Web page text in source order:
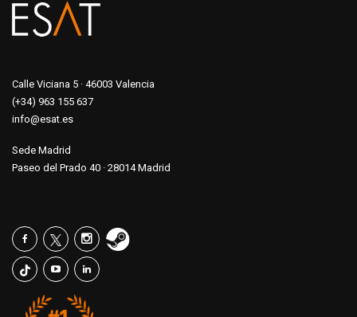
Calle Viciana 5 · 46003 Valencia
(+34) 963 155 637
info@esat.es
Sede Madrid
Paseo del Prado 40 · 28014 Madrid